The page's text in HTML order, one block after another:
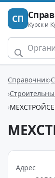
СП Курск и
Справочник
Адрес